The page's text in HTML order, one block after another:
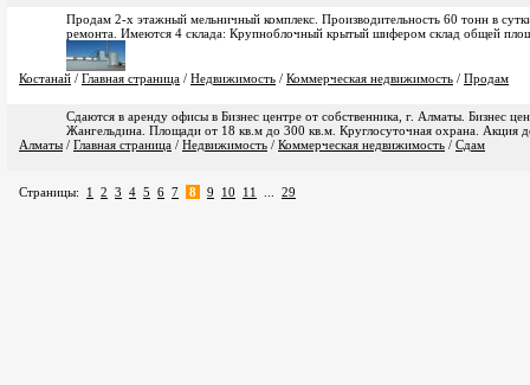
Продам 2-х этажный мельничный комплекс. Производительность 60 тонн в
ремонта. Имеются 4 склада: Крупноблочный крытый шифером склад общей
Костанай / Главная страница / Недвижимость / Коммерческая недвижимость / Продам
Сдаются в аренду офисы в Бизнес центре от собственника, г. Алматы. Бизнес
Жангельдина. Площади от 18 кв.м до 300 кв.м. Круглосуточная охрана. Акция
Алматы / Главная страница / Недвижимость / Коммерческая недвижимость / Сдам
Страницы: 1 2 3 4 5 6 7 8 9 10 11 29